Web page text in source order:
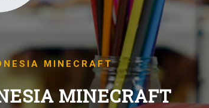
MINECRAFT
MINECRAFT